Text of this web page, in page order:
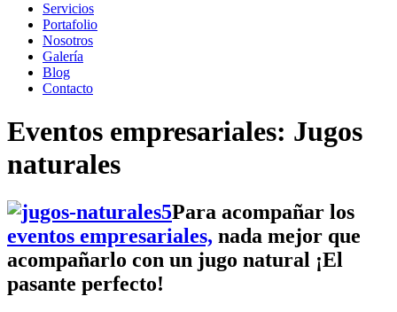
Servicios
Portafolio
Nosotros
Galería
Blog
Contacto
Eventos empresariales: Jugos
naturales
Para acompañar los
eventos empresariales, nada mejor que
acompañarlo con un jugo natural ¡El
pasante perfecto!